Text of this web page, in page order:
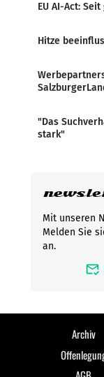
EU AI-Act:
Hitze
"Das
stark"
Mit unseren
Melden Sie
an.
mark_email_read
Archiv